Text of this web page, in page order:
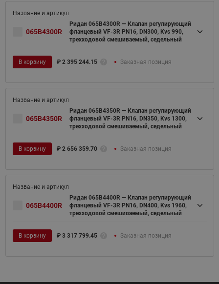
065B4300R
Ридан 065B4300R — Клапан регулирующий
фланцевый VF-3R PN16, DN300, Kvs 990,
трехходовой смешиваемый, седельный
В корзину ₽ 2 395 244.15 Заказная позиция
065B4350R
Ридан 065B4350R — Клапан регулирующий
фланцевый VF-3R PN16, DN350, Kvs 1300,
трехходовой смешиваемый, седельный
В корзину ₽ 2 656 359.70 Заказная позиция
065B4400R
Ридан 065B4400R — Клапан регулирующий
фланцевый VF-3R PN16, DN400, Kvs 1960,
трехходовой смешиваемый, седельный
В корзину ₽ 3 317 799.45 Заказная позиция